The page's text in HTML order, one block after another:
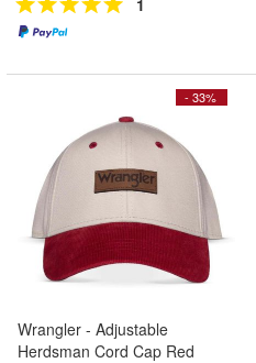
1
- 33%
Wrangler - Adjustable
Herdsman Cord Cap Red